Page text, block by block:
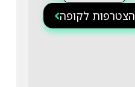
הצטרפות לקופה